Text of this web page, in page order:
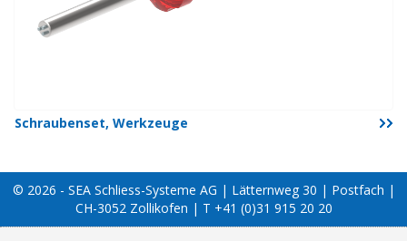
Schraubenset, Werkzeuge
© 2026 - SEA Schliess-Systeme AG | Lätternweg 30 | Postfach |
CH-3052 Zollikofen | T +41 (0)31 915 20 20